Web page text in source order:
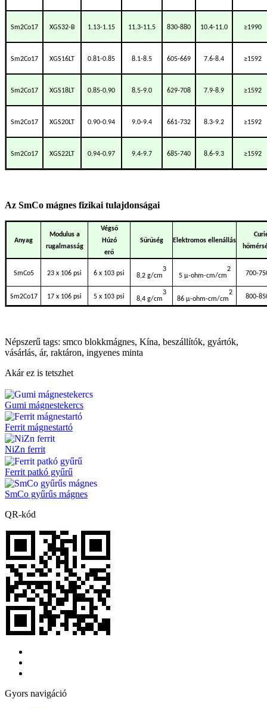
Sm2Co17 XGS32-B 1.13-1.15 11.3-11.5 830-880 10.4-11.0 ≥1990
Sm2Co17 XGS16LT 0.81-0.85 8.1-8.5 605-669 7.6-8.4 ≥1592
Sm2Co17 XGS18LT 0.85-0.90 8.5-9.0 629-708 7.9-8.9 ≥1592
Sm2Co17 XGS20LT 0.90-0.94 9.0-9.4 661-732 8.3-9.2 ≥1592
Sm2Co17 XGS22LT 0.94-0.97 9.4-9.7 685-740 8.6-9.3 ≥1592
Az SmCo mágnes fizikai tulajdonságai
Anyag
Modulus a
rugalmasság
Végső
Húzó
erő
Sűrűség Elektromos ellenállás
SmCo5 23 x 106 psi 6 x 103 psi 8,2 g/cm
3
5 μ-ohm-cm/cm
2
700-
Sm2Co17 17 x 106 psi 5 x 103 psi 8,4 g/cm
3
86 μ-ohm-cm/cm
2
800-
Népszerű tags: smco blokkmágnes, Kína, beszállítók, gyártók,
vásárlás, ár, raktáron, ingyenes minta
Akár ez is tetszhet
Gumi mágnestekercs
Ferrit mágnestartó
NiZn ferrit
Ferrit patkó gyűrű
SmCo gyűrűs mágnes
QR-kód
Gyors navigáció